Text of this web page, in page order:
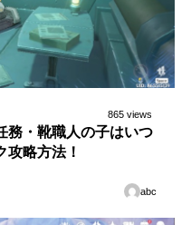
865 views
務・靴職人の子はいつ
攻略方法！
abc